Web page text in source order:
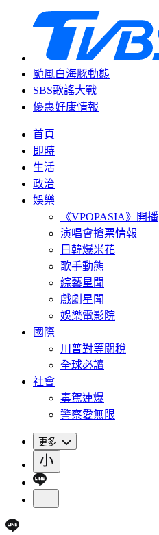
颱風白海豚動態
SBS歌謠大戰
優惠好康情報
首頁
即時
生活
政治
娛樂
《VPOPASIA》開播
演唱會搶票情報
日韓爆米花
歌手動態
綜藝星聞
戲劇星聞
娛樂電影院
國際
川普對等關稅
全球必讀
社會
毒駕連爆
警察愛無限
更多